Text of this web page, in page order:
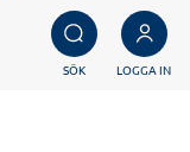
SÖK LOGGA IN